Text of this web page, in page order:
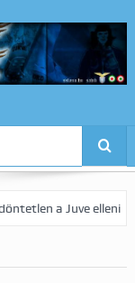
a Juve elleni